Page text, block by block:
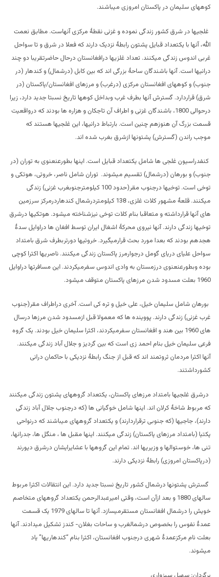
کوههای سلیمان در پاکستان امروزی میباشند.
غلجیها در شرق کشور زندگی نموده و غزنی نقطۀ مرکزی آنهاست. مطابق نعمت
الله، آنها با یکتعداد قبایل پشتون رابطۀ نزدیک دارند که فعلا در شرق و تا سواحل
غربی اندوس زندگی میکنند. تعداد غلزیها درافغانستان درحال حاضرتقریبا دو چند
درانیها است. آنها باشندگان ساحۀ بزرگی اند که بین کابل (درشمال) و کندهار (در
جنوب) و کوههای افغانستان مرکزی (درغرب) و مرزهای افغانستان/پاکستان (در
شرق) قراردارد. گسترش آنها بطرف غرب وبداخل کوهها تاریخ نسبتا جدید دارد، زیرا
درحوالی 1800، باشندگان غزنی و اطراف آن تاجکان و هزاره ها بودند که درواقعیت
قسمت بزرگ آن هنوزهم چنین است. بارتباط درانیها، این غلجیها هستند که
موجب راندن (گسترش) پشتونها ازشرق بغرب شده اند.
کنفدراسیون غلجی ها شامل یکتعداد قبایل است. اینها بطورعنعنوی به توران (در
جنوب) و بورهان (درشمال) تقسیم میشوند. توران شامل ناصر، خروتی، هوتکی و
توخی است. توخیها درجنوب مقر(حدود 100 کیلومترجنوبغرب غزنی) زندگی
میکنند. قلعۀ مشهور کلات غلزی، 138 کیلومتردرشمال کندهاردرمرکز سرزمین
های آنها قرارداشته و متعاقبا بنام کلات توخی نیزشناخته میشود. هوتکیها درشرق
توخیها زندگی دارند. آنها نیروی محرکۀ اشغال ایران توسط افغان ها دراوایل سدۀ
هجدهم بودند که بعدا مورد بحث قرارمیگیرد. خروتیها دورتربطرف شرق بامتداد
سواحل علیای دریای گومل درجوارمرز پاکستان زندگی میکنند. ناصریها اکثرا کوچی
بوده وبطورعنعنوی درزمستان به وادی اندوس سفرمیکردند. این مسافرتها دراوایل
1960 بعلت مسدود شدن مرزهای پاکستان متوقف میشود.
بورهان شامل سلیمان خیل، علی خیل و تره کی است. آخری دراطراف مقر(جنوب
غرب غزنی) زندگی دارند. پووینده ها که معمولا قبل ازمسدود شدن مرزها درسال
های 1960 بین هند و افغانستان سفرمیکردند، اکثرا سلیمان خیل بودند. یک گروه
فرعی سلیمان خیل بنام احمد زی است که بین گردیز و جلال آباد زندگی میکنند.
آنها اکثرا مردمان ثروتمند اند که قبل از جنگ رابطۀ نزدیکی با حاکمان درانی
کشورداشتند.
درشرق غلجیها بامتداد مرزهای پاکستان، یکتعداد گروههای پشتون زندگی میکنند
که مربوط شاخۀ کرلان اند. اینها شامل خوگیانی ها (که درجنوب جلال آباد زندگی
دارند)، جاجیها (که جنوبی ترقراردارند) و یکتعداد گروههای میباشند که درنواحی
پکتیا (بامتداد مرزهای پاکستان) زندگی میکنند. اینها مقبل ها ، منگل ها، جدرانها،
تنی ها، خوستوالها و وزیریها اند. تمام این گروهها با عشایرایشان درشرق دیورند
(درپاکستان امروزی) رابطۀ نزدیکی دارند.
گسترش پشتونها درشمال کشور تاریخ نسبتا جدید دارد. این انتقالات اکثرا مربوط
سالهای 1880 و بعد ازآن است، وقتی امیرعبدالرحمن یکتعداد گروههای متخاصم
خویش را درشمال افغانستان مستقرمیسازد. آنها تا سالهای 1979 یک قسمت
عمدۀ نفوس را بخصوص درشمالغرب و ساحات بغلان- کندز تشکیل میدادند. آنها
بعلت نام مرکزعمدۀ شهری درجنوب افغانستان، اکثرا بنام “کندهاریها” یاد
میشوند.